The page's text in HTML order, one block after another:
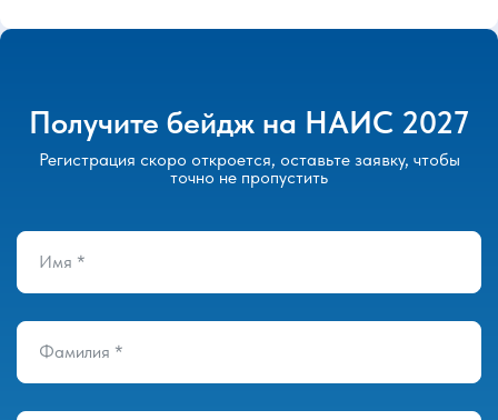
Получите бейдж на НАИС 2027
Регистрация скоро откроется, оставьте заявку, чтобы
точно не пропустить
Имя *
Фамилия *